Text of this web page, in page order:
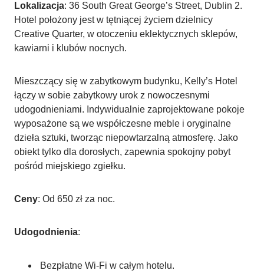
Lokalizacja: 36 South Great George’s Street, Dublin 2.
Hotel położony jest w tętniącej życiem dzielnicy
Creative Quarter, w otoczeniu eklektycznych sklepów,
kawiarni i klubów nocnych.
Mieszczący się w zabytkowym budynku, Kelly’s Hotel
łączy w sobie zabytkowy urok z nowoczesnymi
udogodnieniami. Indywidualnie zaprojektowane pokoje
wyposażone są we współczesne meble i oryginalne
dzieła sztuki, tworząc niepowtarzalną atmosferę. Jako
obiekt tylko dla dorosłych, zapewnia spokojny pobyt
pośród miejskiego zgiełku.
Ceny: Od 650 zł za noc.
Udogodnienia:
Bezpłatne Wi-Fi w całym hotelu.